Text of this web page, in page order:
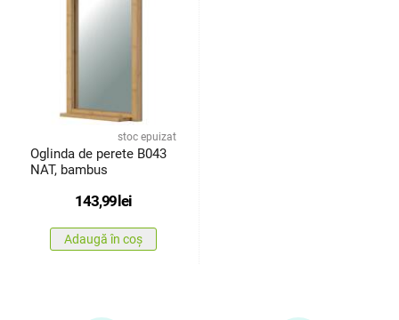
stoc epuizat
Oglinda de perete B043
NAT, bambus
143,99lei
Adaugă în coș